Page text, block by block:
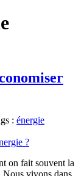
: énergie
on fait souvent la